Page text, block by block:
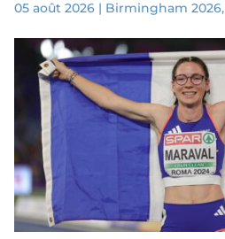
05 août 2026| Birmingham 2026,